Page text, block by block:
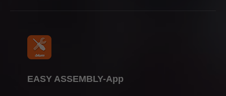
EASY ASSEMBLY-App